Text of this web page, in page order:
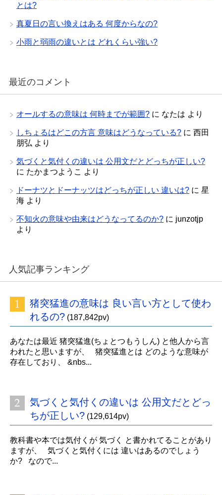
とは?
真夏日の言い換えはある 何度からなの?
小雨と弱雨の違いとは どれくらい強い?
最近のコメント
オールするの意味は 何時までが範囲? に なたは より
しちょるはどこの方言 意味はどうなっている? に 西田
朋弘 より
気づくと気付くの違いは 公用文だとどっちが正しい?
に たかまつようこ より
ドーナツとドーナッツはどっちが正しい 違いは? に 星
海 より
不知火の意味や由来はどうなってるのか? に junzotjp
より
人気記事ランキング
猪突猛進の意味は 良い言い方として使わ
れるの? (187,842pv)
あなたは最近 猪突猛進(ちょとつもうしん) と他人から言
われたと思いますが、 猪突猛進とは どのような意味が
存在しており、 &nbs...
気づくと気付くの違いは 公用文だとどっ
ちが正しい? (129,614pv)
教科書や本では気付くが 気づく と書かれてることがあり
ますが、 気づくと気付くには 違いはあるのでしょう
か? なので...